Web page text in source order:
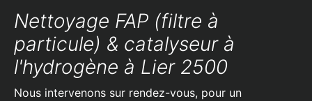
Nettoyage FAP (filtre à
particule) & catalyseur à
l'hydrogène à Lier 2500
Nous intervenons sur rendez-vous, pour un